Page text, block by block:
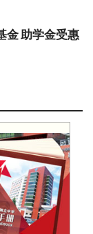
金 助学金受惠